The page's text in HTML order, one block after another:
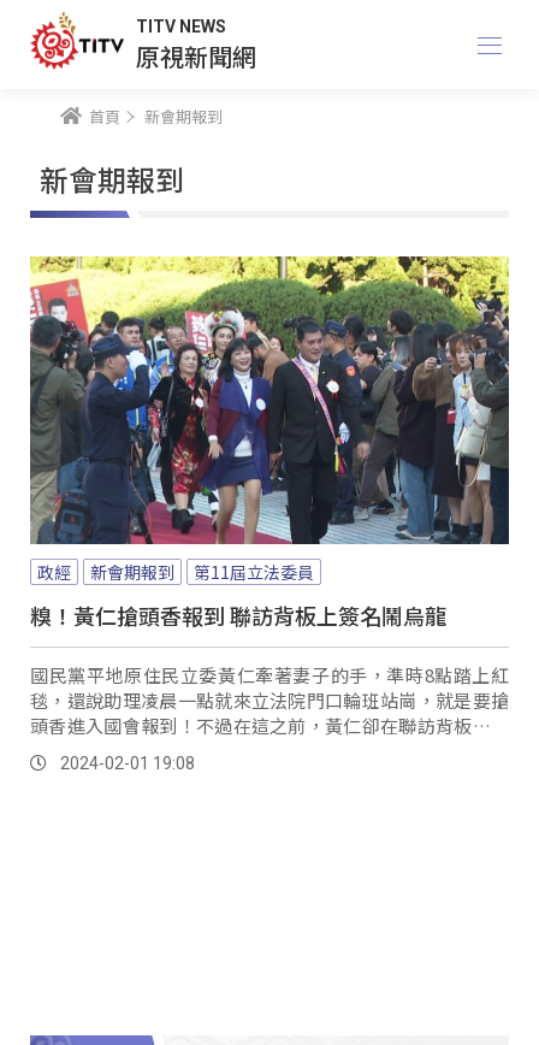
TITV NEWS
原視新聞網
首頁 新會期報到
新會期報到
政經 新會期報到 第11屆立法委員
糗！黃仁搶頭香報到 聯訪背板上簽名鬧烏龍
國民黨平地原住民立委黃仁牽著妻子的手，準時8點踏上紅
毯，還說助理凌晨一點就來立法院門口輪班站崗，就是要搶
頭香進入國會報到！不過在這之前，黃仁卻在聯訪背板上簽
名鬧出烏龍，事後也道歉說新科立委不太熟悉立院事務，不
過未來進入立院將照顧都會地區原民權益。
2024-02-01 19:08